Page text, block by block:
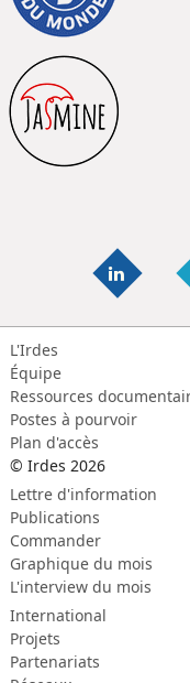
L'Irdes
Équipe
Ressources
Postes à pourvoir
Plan d'accès
© Irdes 2026
Lettre d'information
Publications
Commander
Graphique du mois
L'interview du mois
International
Projets
Partenariats